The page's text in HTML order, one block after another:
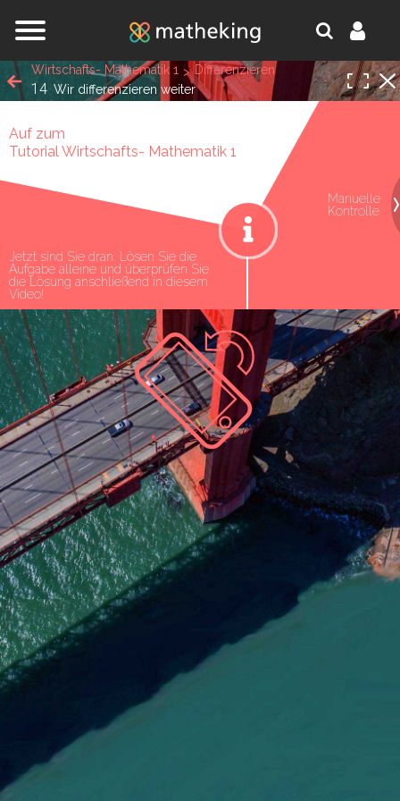
Wirtschafts- Mathematik 1
Differenzieren
Wir differenzieren weiter
14
Auf zum
Tutorial Wirtschafts- Mathematik 1
Jetzt sind Sie dran. Lösen Sie die
Aufgabe alleine und überprüfen Sie
die Lösung anschließend in diesem
Video!
Manuelle
Kontrolle